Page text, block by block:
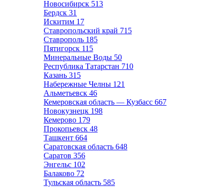
Новосибирск 513
Бердск 31
Искитим 17
Ставропольский край 715
Ставрополь 185
Пятигорск 115
Минеральные Воды 50
Республика Татарстан 710
Казань 315
Набережные Челны 121
Альметьевск 46
Кемеровская область — Кузбасс 667
Новокузнецк 198
Кемерово 179
Прокопьевск 48
Ташкент 664
Саратовская область 648
Саратов 356
Энгельс 102
Балаково 72
Тульская область 585